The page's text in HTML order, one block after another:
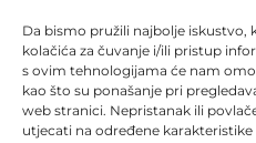
Da bismo pružili najbolje
kolačića za čuvanje i/ili pristup
s ovim tehnologijama će nam
kao što su ponašanje pri
web stranici. Nepristanak ili
utjecati na određene karakteristike
Posebno
svakodnevno
osjetljive, suhe,
i svrbežne kože